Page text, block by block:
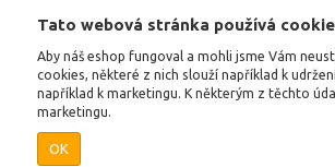
Tato webová stránka používá
Aby náš eshop fungoval a mohli jsme Vám
cookies, některé z nich slouží například k
například k marketingu. K některým z těchto
marketingu.
OK